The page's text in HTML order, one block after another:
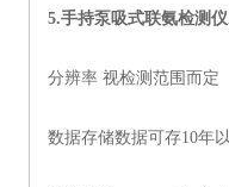
5.手持泵吸式联氨检测仪
分辨率 视检测范围而定
数据存储数据可存10年